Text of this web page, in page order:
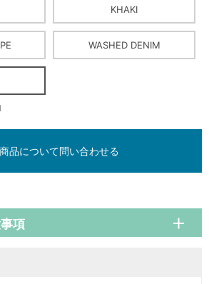
KHAKI
WASHED DENIM
品について問い合わせる
項